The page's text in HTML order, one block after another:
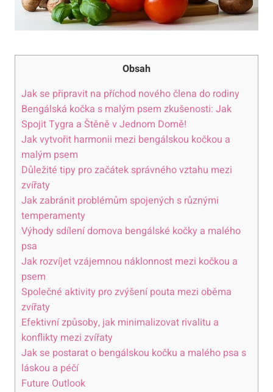
Obsah
Jak se připravit na příchod nového člena do rodiny
Bengálská kočka s malým psem zkušenosti: Jak
Spojit Tygra a Štěně v Jednom Domě!
Jak vytvořit harmonii mezi bengálskou kočkou a
malým psem
Důležité tipy pro začátek správného vztahu mezi
zvířaty
Jak zabránit problémům spojených s různými
temperamenty
Výhody sdílení domova bengálské kočky a malého
psa
Jak rozvíjet vzájemnou náklonnost mezi kočkou a
psem
Společné aktivity pro zvýšení pouta mezi oběma
zvířaty
Efektivní způsoby, jak minimalizovat rivalitu a
konflikty mezi zvířaty
Jak se postarat o bengálskou kočku a malého psa s
láskou a péčí
Future Outlook